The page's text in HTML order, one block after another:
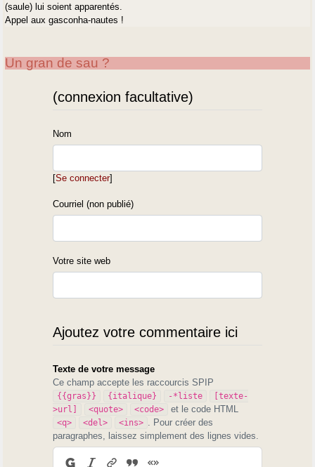
(saule) lui soient apparentés.
Appel aux gasconha-nautes !
Un gran de sau ?
(connexion facultative)
Nom
[Se connecter]
Courriel (non publié)
Votre site web
Ajoutez votre commentaire ici
Texte de votre message
Ce champ accepte les raccourcis SPIP
{{gras}} {italique} -*liste
[texte-
>url]
<quote> <code> et le code HTML
<q> <del> <ins>
. Pour créer des
paragraphes, laissez simplement des lignes vides.